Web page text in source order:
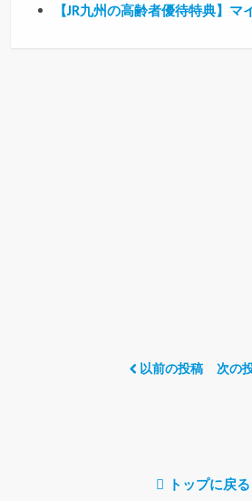
【JR九州の高齢者優待特典】マ
以前の投稿 次の
トップに戻る